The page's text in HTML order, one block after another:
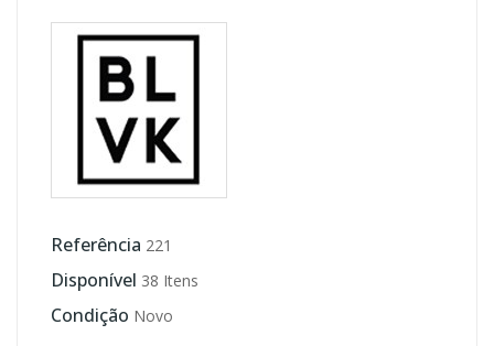
Referência 221
Disponível 38 Itens
Condição Novo